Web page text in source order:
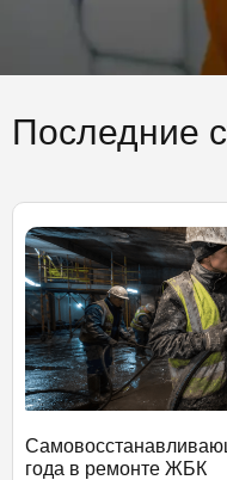
Последние
года в ремонте ЖБК